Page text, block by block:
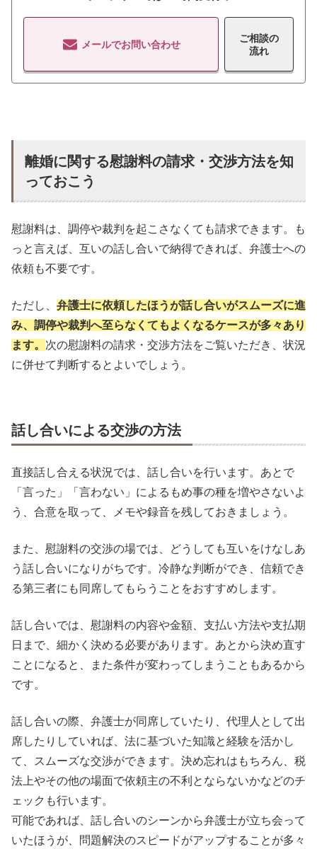
メールでお問い合わせ
ご相談の
流れ
離婚に関する慰謝料の請求・交渉方法を知
っておこう
慰謝料は、調停や裁判を起こさなくても請求できます。も
っと言えば、互いの話し合いで納得できれば、弁護士への
依頼も不要です。
ただし、 弁護士に依頼したほうが話し合いがスムーズに進
み、調停や裁判へ至らなくてもよくなるケースが多々あり
ます。 次の慰謝料の請求・交渉方法をご覧いただき、状況
に併せて判断するとよいでしょう。
話し合いによる交渉の方法
直接話し合える状況では、話し合いを行います。あとで
「言った」「言わない」によるもめ事の種を増やさないよ
う、合意を取って、メモや録音を残しておきましょう。
また、慰謝料の交渉の場では、どうしても互いをけなしあ
う話し合いになりがちです。冷静な判断ができ、信頼でき
る第三者にも同席してもらうことをおすすめします。
話し合いでは、慰謝料の内容や金額、支払い方法や支払期
日まで、細かく決める必要があります。あとから決め直す
ことになると、また条件が変わってしまうこともあるから
です。
話し合いの際、弁護士が同席していたり、代理人として出
席したりしていれば、法に基づいた知識と経験を活かし
て、スムーズな交渉ができます。決め忘れはもちろん、税
法上やその他の場面で依頼主の不利とならないかなどのチ
ェックも行います。
可能であれば、話し合いのシーンから弁護士が立ち会って
いたほうが、問題解決のスピードがアップすることが多々